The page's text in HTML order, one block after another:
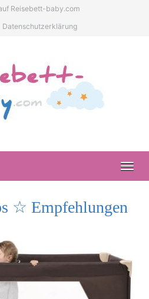
Reisebett-baby.com
Datenschutzerklärung
☆ Empfehlungen